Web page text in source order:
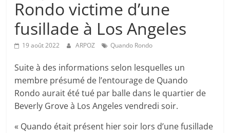
Rondo victime d’une
fusillade à Los Angeles
19 août 2022 ARPOZ Quando Rondo
Suite à des informations selon lesquelles un
membre présumé de l’entourage de Quando
Rondo aurait été tué par balle dans le quartier de
Beverly Grove à Los Angeles vendredi soir.
« Quando était présent hier soir lors d’une fusillade